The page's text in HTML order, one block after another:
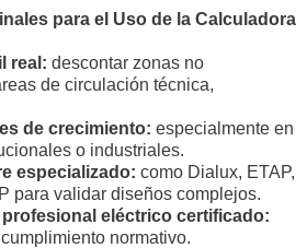
para el Uso de la Calculadora
real: descontar zonas no
de circulación técnica,
de crecimiento: especialmente en
o industriales.
especializado: como Dialux, ETAP,
para validar diseños complejos.
eléctrico certificado:
normativo.